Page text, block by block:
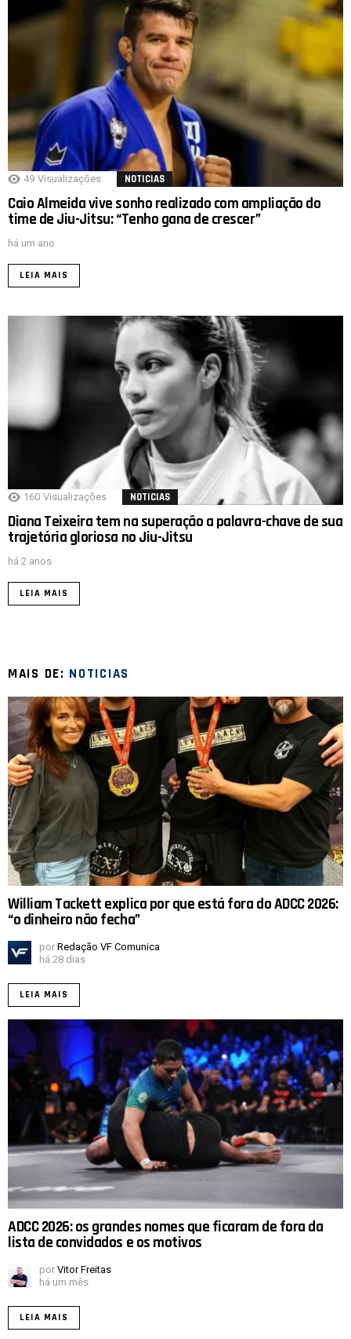
49 Visualizações NOTICIAS
Caio Almeida vive sonho realizado com ampliação do
time de Jiu-Jitsu: “Tenho gana de crescer”
há um ano
LEIA MAIS
160 Visualizações NOTICIAS
Diana Teixeira tem na superação a palavra-chave de sua
trajetória gloriosa no Jiu-Jitsu
há 2 anos
LEIA MAIS
MAIS DE: NOTICIAS
William Tackett explica por que está fora do ADCC 2026:
“o dinheiro não fecha”
por Redação VF Comunica
há 28 dias
LEIA MAIS
ADCC 2026: os grandes nomes que ficaram de fora da
lista de convidados e os motivos
por Vitor Freitas
há um mês
LEIA MAIS